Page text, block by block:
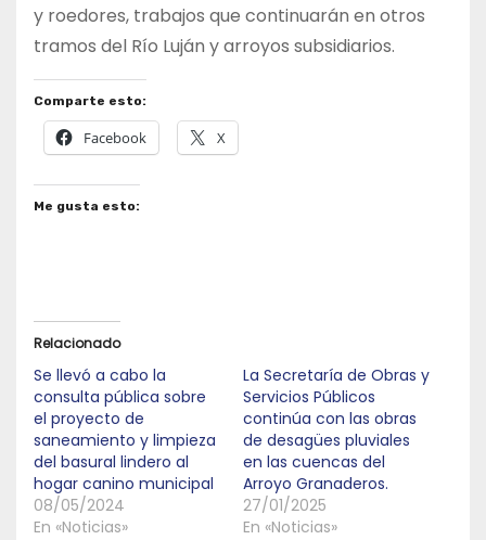
y roedores, trabajos que continuarán en otros
tramos del Río Luján y arroyos subsidiarios.
Comparte esto:
Facebook X
Me gusta esto:
Relacionado
Se llevó a cabo la
consulta pública sobre
el proyecto de
saneamiento y limpieza
del basural lindero al
hogar canino municipal
08/05/2024
En «Noticias»
La Secretaría de Obras y
Servicios Públicos
continúa con las obras
de desagües pluviales
en las cuencas del
Arroyo Granaderos.
27/01/2025
En «Noticias»